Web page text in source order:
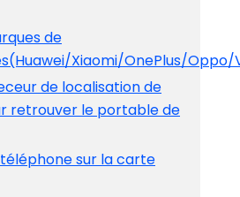
de
Xiaomi/OnePlus/Oppo/
de localisation de
retrouver le portable de
sur la carte